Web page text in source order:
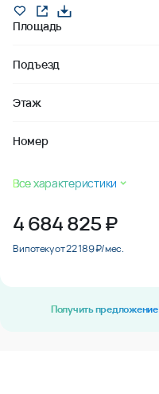
Площадь
Подъезд
Этаж
Номер
Все характеристики
4 684 825₽
В ипотеку от 22 189 ₽/мес.
Получить предложение